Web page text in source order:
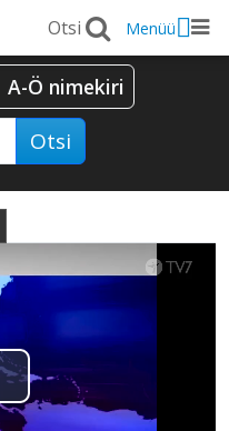
Menüü
A-Ö nimekiri
Otsi